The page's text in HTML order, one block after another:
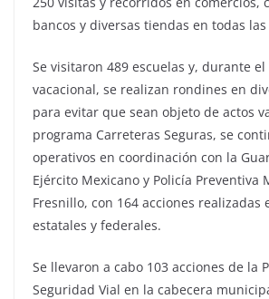
bancos y diversas tiendas en todas
Se visitaron 489 escuelas y, durante
vacacional, se realizan rondines en
para evitar que sean objeto de actos
programa Carreteras Seguras, se
operativos en coordinación con la
Ejército Mexicano y Policía Preventiva
Fresnillo, con 164 acciones realizadas
estatales y federales.
Se llevaron a cabo 103 acciones de la
Seguridad Vial en la cabecera